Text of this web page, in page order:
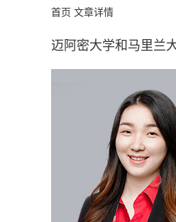
首页 文章详情
迈阿密大学和马里兰